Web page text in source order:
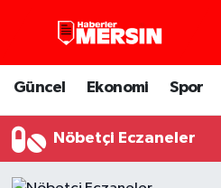
Güncel Ekonomi Spor
Nöbetçi Eczaneler
Mersin Nöbetçi
Mersin Hava Durumu
Mersin Trafik Yoğunluk